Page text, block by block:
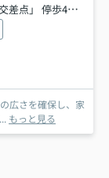
点」 停歩4分
広さを確保し、家
京王... もっと見る